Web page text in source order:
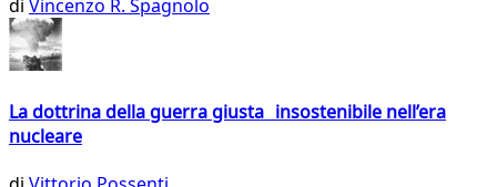
di Vincenzo R. Spagnolo
La dottrina della guerra giusta insostenibile nell’era
nucleare